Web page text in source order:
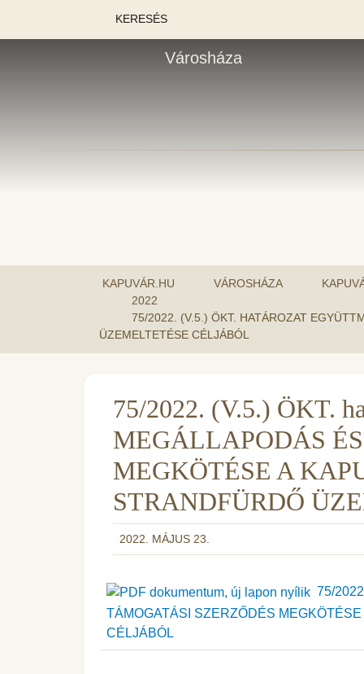
KERESÉS
Városháza
KAPUVÁR.HU VÁROSHÁZA
2022
75/2022. (V.5.) ÖKT. HATÁROZAT
ÜZEMELTETÉSE CÉLJÁBÓL
75/2022. (V.5.) ÖKT.
MEGÁLLAPODÁS
MEGKÖTÉSE A
STRANDFÜRDŐ
2022. MÁJUS 23.
75/
TÁMOGATÁSI SZERZŐDÉS
CÉLJÁBÓL